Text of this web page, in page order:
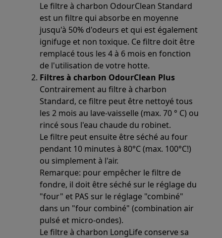
Le filtre à charbon OdourClean Standard
est un filtre qui absorbe en moyenne
jusqu'à 50% d'odeurs et qui est également
ignifuge et non toxique. Ce filtre doit être
remplacé tous les 4 à 6 mois en fonction
de l'utilisation de votre hotte.
Filtres à charbon OdourClean Plus
Contrairement au filtre à charbon
Standard, ce filtre peut être nettoyé tous
les 2 mois au lave-vaisselle (max. 70 ° C) ou
rincé sous l'eau chaude du robinet.
Le filtre peut ensuite être séché au four
pendant 10 minutes à 80°C (max. 100°C!)
ou simplement à l'air.
Remarque: pour empêcher le filtre de
fondre, il doit être séché sur le réglage du
"four" et PAS sur le réglage "combiné"
dans un "four combiné" (combination air
pulsé et micro-ondes).
Le filtre à charbon LongLife conserve sa